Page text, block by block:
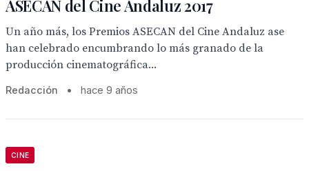
ASECAN del Cine Andaluz 2017
Un año más, los Premios ASECAN del Cine Andaluz ase
han celebrado encumbrando lo más granado de la
producción cinematográfica...
Redacción • hace 9 años
CINE